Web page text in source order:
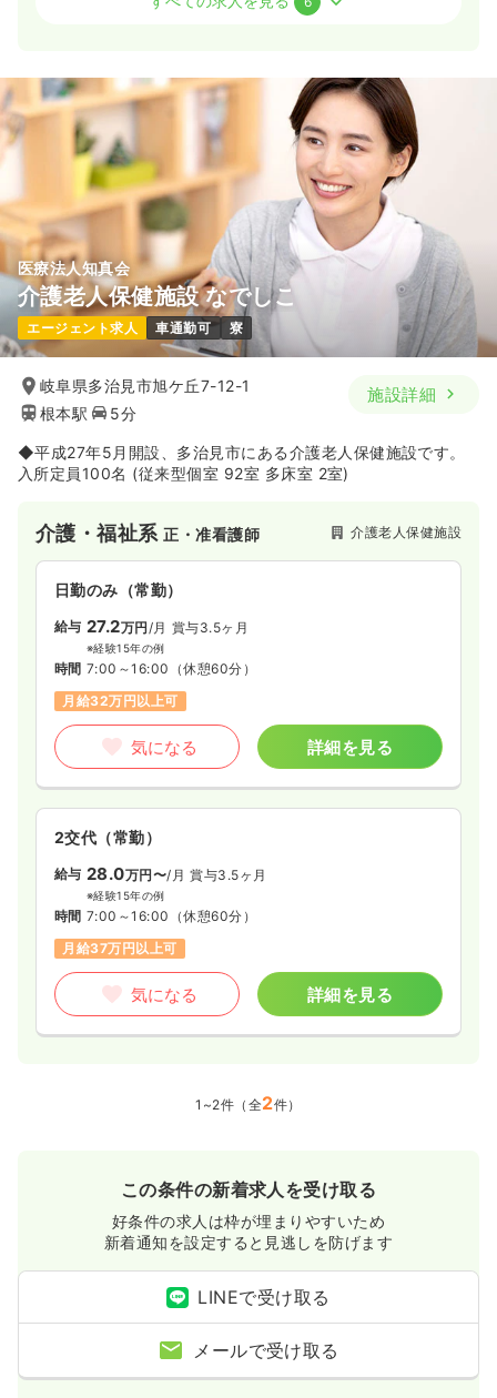
給与 37.1万円/月 賞与117.2万円
※一例
時間
8:30～17:15
年間休日120日
ブランク可
第二新卒可
月給37万円以上可
気になる 詳細を見る
オペ室(手術室)正看護師 一般病院
2交代（常勤）
給与 37.6万円 /月 賞与119.2万円
※経験3年の例
年間休日120日
月給37万円以上可
25.6万円〜
※一例
気になる 詳細を見る
ICU系 正看護師
2交代（常勤）
※経験3年の例
時間 8:30～17:15（休憩45分）
年間休日120日
4週8休以上 月給33万円以上可
万円〜/月 賞与108.7万円〜
8:30～17:15
年間休日120日
4週8休以上 月給25万円以上可
気になる 詳細を見る
その他正看護師 一般病院
医療法人知真会
介護老人保健施設 なでしこ
エージェント求人 車通勤可 寮
岐阜県多治見市旭ケ丘7-12-1
根本駅
5分
施設詳細
◆平成27年5月開設、多治見市にある介護老人保健施設です。
入所定員100名 (従来型個室 92室 多床室 2室)
介護・福祉系正・准看護師 介護老人保健施設
日勤のみ（常勤）
給与 27.2万円 /月 賞与3.5ヶ月
※経験15年の例
時間 7:00～16:00 （休憩60分）
月給32万円以上可
気になる 詳細を見る
2交代（常勤）
給与 28.0万円〜/月 賞与3.5ヶ月
※経験15年の例
時間 7:00～16:00 （休憩60分）
月給37万円以上可
気になる 詳細を見る
1~2件（全2件）
この条件の新着求人を受け取る
好条件の求人は枠が埋まりやすいため
新着通知を設定すると見逃しを防げます
LINEで受け取る
メールで受け取る